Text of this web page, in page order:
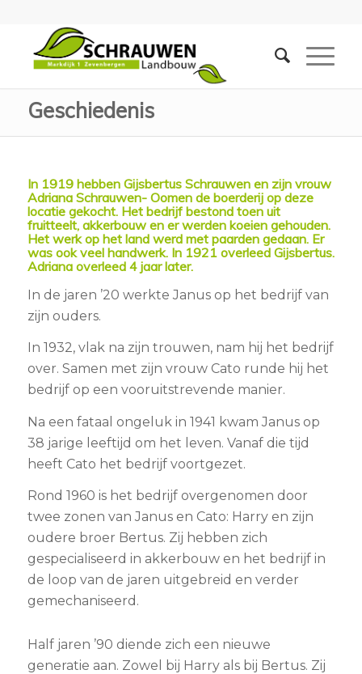
Geschiedenis
In 1919 hebben Gijsbertus Schrauwen en zijn vrouw
Adriana Schrauwen- Oomen de boerderij op deze
locatie gekocht. Het bedrijf bestond toen uit
fruitteelt, akkerbouw en er werden koeien gehouden.
Het werk op het land werd met paarden gedaan. Er
was ook veel handwerk. In 1921 overleed Gijsbertus.
Adriana overleed 4 jaar later.
In de jaren ’20 werkte Janus op het bedrijf van
zijn ouders.
In 1932, vlak na zijn trouwen, nam hij het bedrijf
over. Samen met zijn vrouw Cato runde hij het
bedrijf op een vooruitstrevende manier.
Na een fataal ongeluk in 1941 kwam Janus op
38 jarige leeftijd om het leven. Vanaf die tijd
heeft Cato het bedrijf voortgezet.
Rond 1960 is het bedrijf overgenomen door
twee zonen van Janus en Cato: Harry en zijn
oudere broer Bertus. Zij hebben zich
gespecialiseerd in akkerbouw en het bedrijf in
de loop van de jaren uitgebreid en verder
gemechaniseerd.
Half jaren ’90 diende zich een nieuwe
generatie aan. Zowel bij Harry als bij Bertus. Zij